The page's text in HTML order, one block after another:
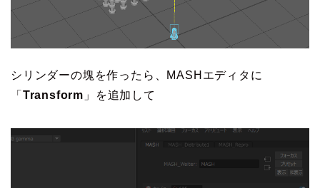
シリンダーの塊を作ったら、MASHエディタに
「 Transform 」を追加して